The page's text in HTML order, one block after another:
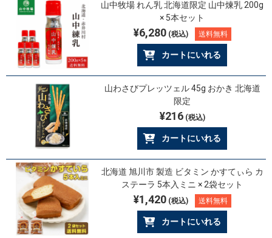
山中牧場 れん乳 北海道限定 山中煉乳 200g
× 5本セット
¥6,280(税込) 送料無料
カートにいれる
山わさびプレッツェル 45g おかき 北海道
限定
¥216(税込)
カートにいれる
北海道 旭川市 製造 ビタミン かすてぃら カ
ステーラ 5本入ミニ × 2袋セット
¥1,420(税込) 送料無料
カートにいれる